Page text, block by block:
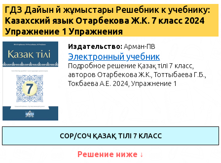
ГДЗ Дайын үй жұмыстары Решебник к учебнику:
Казахский язык Отарбекова Ж.К. 7 класс 2024
Упражнение 1 Упражнения
Издательство:Арман-ПВ
Электронный учебник
Подробное решение Қазақ тілі 7 класс,
авторов Отарбекова Ж.К., Тоттыбаева Г.Б.,
Токбаева А.Е. 2024, Упражнение 1
СОР/СОЧ ҚАЗАҚ ТІЛІ 7 КЛАСС
Решение ниже ↓